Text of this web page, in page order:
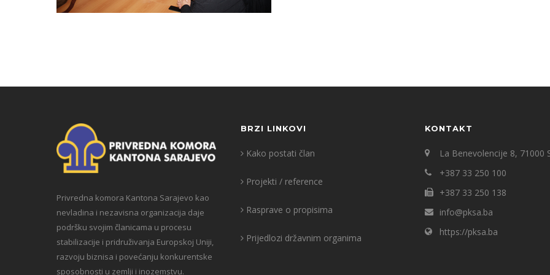
Privredna komora Kantona Sarajevo kao
nevladina i nezavisna organizacija daje
podršku svojim članicama u procesu
stabilizacije i pridruživanja Europskoj Uniji,
razvoju biznisa i povećanju konkurentske
sposobnosti u zemlji i inozemstvu.
BRZI LINKOVI
Kako postati član
Projekti / reference
Rasprave o propisima
Prijedlozi državnim organima
KONTAKT
La Benevolencije 8, 71000
+387 33 250 100
+387 33 250 138
info@pksa.ba
https://pksa.ba